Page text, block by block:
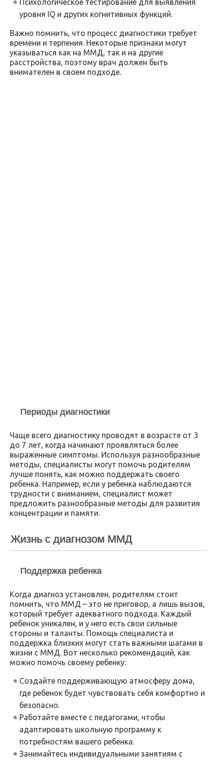
Психологическое тестирование для выявления
уровня IQ и других когнитивных функций.
Важно помнить, что процесс диагностики требует
времени и терпения. Некоторые признаки могут
указываться как на ММД, так и на другие
расстройства, поэтому врач должен быть
внимателен в своем подходе.
Периоды диагностики
Чаще всего диагностику проводят в возрасте от 3
до 7 лет, когда начинают проявляться более
выраженные симптомы. Используя разнообразные
методы, специалисты могут помочь родителям
лучше понять, как можно поддержать своего
ребенка. Например, если у ребенка наблюдаются
трудности с вниманием, специалист может
предложить разнообразные методы для развития
концентрации и памяти.
Жизнь с диагнозом ММД
Поддержка ребенка
Когда диагноз установлен, родителям стоит
помнить, что ММД – это не приговор, а лишь вызов,
который требует адекватного подхода. Каждый
ребенок уникален, и у него есть свои сильные
стороны и таланты. Помощь специалиста и
поддержка близких могут стать важными шагами в
жизни с ММД. Вот несколько рекомендаций, как
можно помочь своему ребенку:
Создайте поддерживающую атмосферу дома,
где ребенок будет чувствовать себя комфортно и
безопасно.
Работайте вместе с педагогами, чтобы
адаптировать школьную программу к
потребностям вашего ребенка.
Занимайтесь индивидуальными занятиям с